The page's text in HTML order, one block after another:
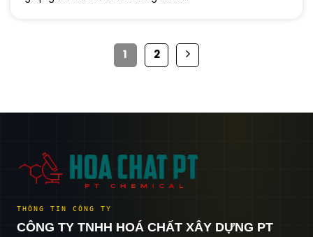
1 2
THÔNG TIN CÔNG TY
CÔNG TY TNHH HOÁ CHẤT XÂY DỰNG PT